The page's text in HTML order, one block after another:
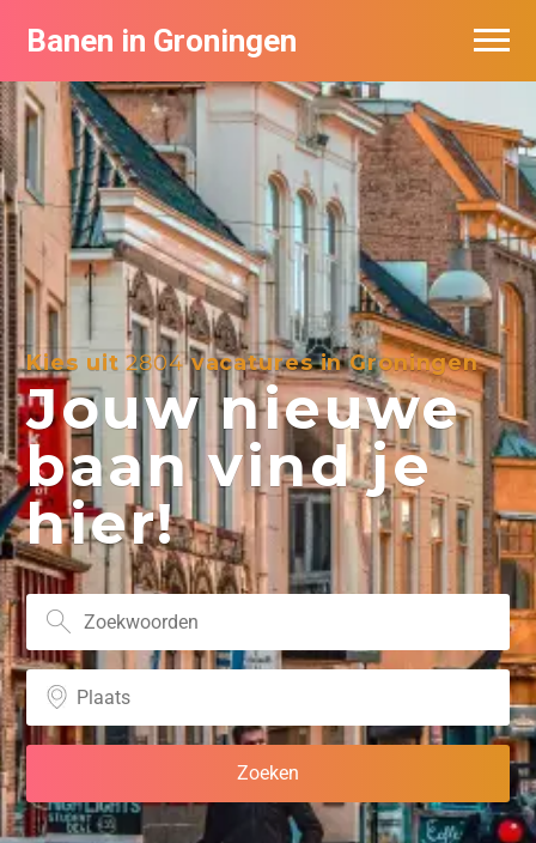
Banen in Groningen
Kies uit2804vacatures in Groningen
Jouw nieuwe
baan vind je
hier!
Vacatures per bedrijf
De populairste vacatures in Groningen
Nieuwsbrief feed